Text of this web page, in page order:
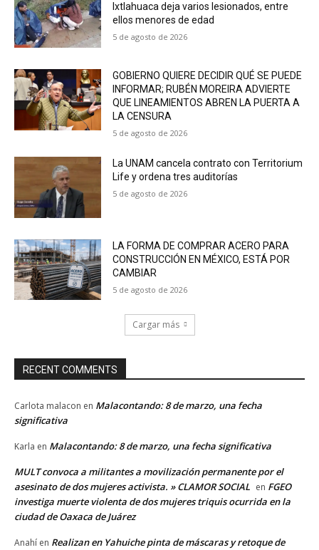
Ixtlahuaca deja varios lesionados, entre
ellos menores de edad
5 de agosto de 2026
GOBIERNO QUIERE DECIDIR QUÉ SE PUEDE
INFORMAR; RUBÉN MOREIRA ADVIERTE
QUE LINEAMIENTOS ABREN LA PUERTA A
LA CENSURA
5 de agosto de 2026
La UNAM cancela contrato con Territorium
Life y ordena tres auditorías
5 de agosto de 2026
LA FORMA DE COMPRAR ACERO PARA
CONSTRUCCIÓN EN MÉXICO, ESTÁ POR
CAMBIAR
5 de agosto de 2026
Cargar más
RECENT COMMENTS
Carlota malacon en Malacontando: 8 de marzo, una fecha
significativa
Karla en Malacontando: 8 de marzo, una fecha significativa
MULT convoca a militantes a movilización permanente por el
asesinato de dos mujeres activista. » CLAMOR SOCIAL en FGEO
investiga muerte violenta de dos mujeres triquis ocurrida en la
ciudad de Oaxaca de Juárez
Anahí en Realizan en Yahuiche pinta de máscaras y retoque de